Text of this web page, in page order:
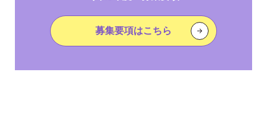
募集要項はこちら